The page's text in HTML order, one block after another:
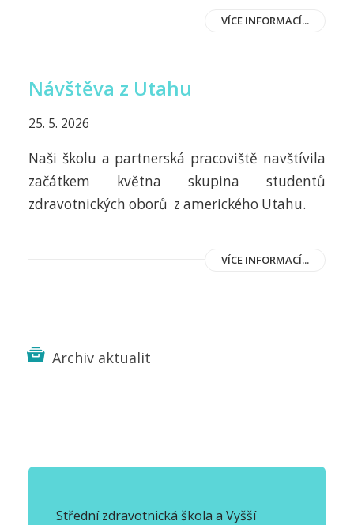
VÍCE INFORMACÍ...
Návštěva z Utahu
25. 5. 2026
Naši školu a partnerská pracoviště navštívila
začátkem května skupina studentů
zdravotnických oborů z amerického Utahu.
VÍCE INFORMACÍ...
Archiv aktualit
Střední zdravotnická škola a Vyšší